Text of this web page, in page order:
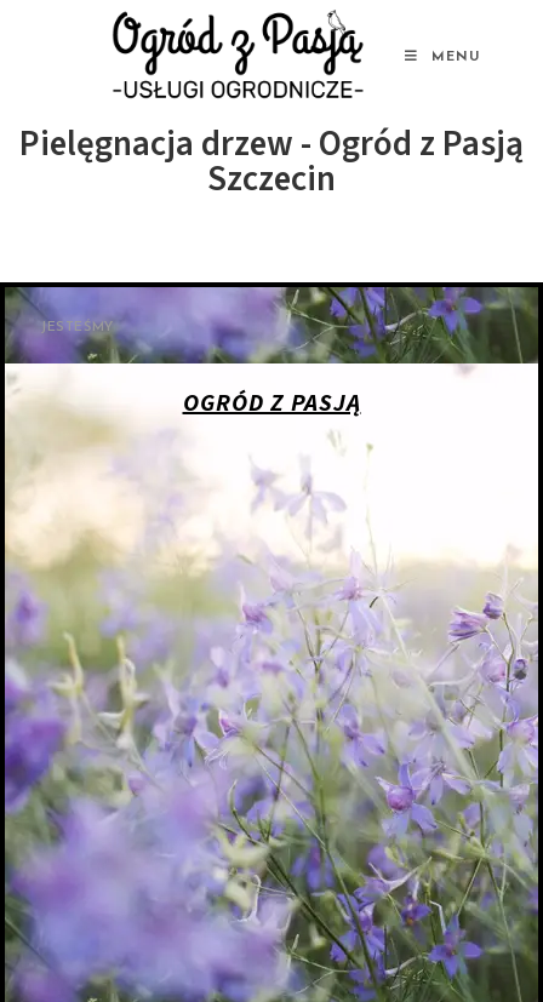
MENU
Pielęgnacja drzew - Ogród z Pasją
Szczecin
JESTEŚMY
OGRÓD Z PASJĄ